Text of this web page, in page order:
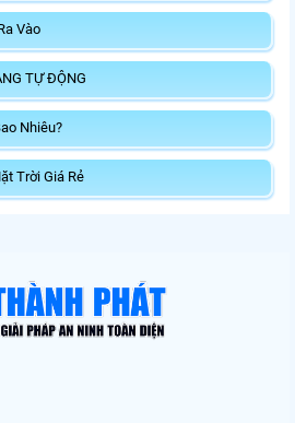
Vào
TỰ ĐỘNG
Nhiêu?
Trời Giá Rẻ